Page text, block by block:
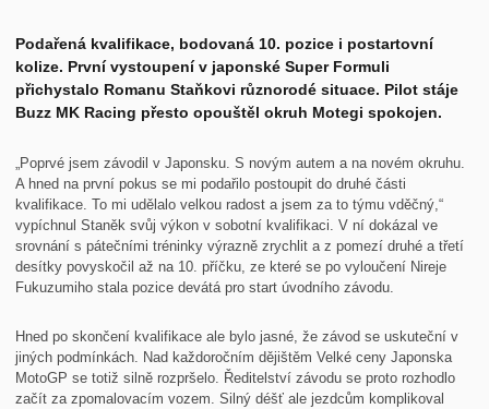
Podařená kvalifikace, bodovaná 10. pozice i postartovní
kolize. První vystoupení v japonské Super Formuli
přichystalo Romanu Staňkovi různorodé situace. Pilot stáje
Buzz MK Racing přesto opouštěl okruh Motegi spokojen.
„Poprvé jsem závodil v Japonsku. S novým autem a na novém okruhu.
A hned na první pokus se mi podařilo postoupit do druhé části
kvalifikace. To mi udělalo velkou radost a jsem za to týmu vděčný,“
vypíchnul Staněk svůj výkon v sobotní kvalifikaci. V ní dokázal ve
srovnání s pátečními tréninky výrazně zrychlit a z pomezí druhé a třetí
desítky povyskočil až na 10. příčku, ze které se po vyloučení Nireje
Fukuzumiho stala pozice devátá pro start úvodního závodu.
Hned po skončení kvalifikace ale bylo jasné, že závod se uskuteční v
jiných podmínkách. Nad každoročním dějištěm Velké ceny Japonska
MotoGP se totiž silně rozpršelo. Ředitelství závodu se proto rozhodlo
začít za zpomalovacím vozem. Silný déšť ale jezdcům komplikoval